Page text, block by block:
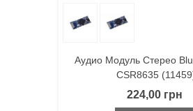
Аудио Модуль Стерео
CSR8635
224,00 грн